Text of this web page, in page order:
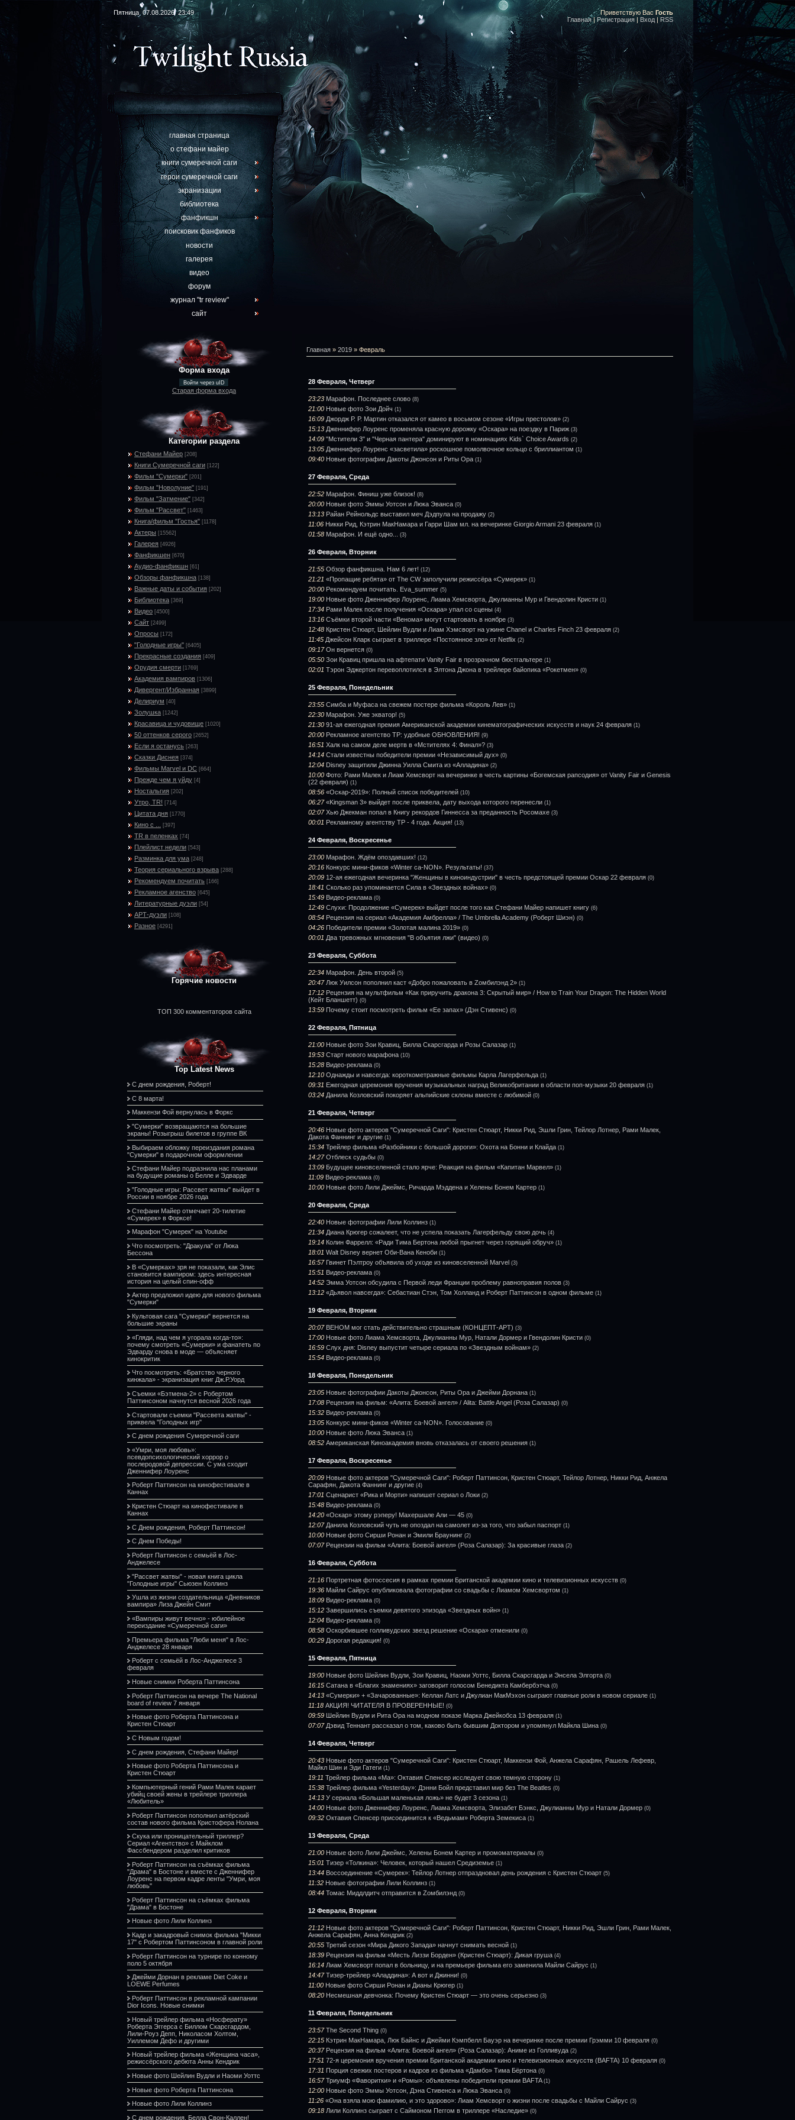
Пятница 07.08.2026 23:49 Приветствую Вас Гость
Главная|Регистрация | Вход | RSS
главная страница
о стефани майер
книги сумеречной саги
герои сумеречной саги
экранизации
библиотека
фанфикшн
поисковик фанфиков
новости
галерея
видео
форум
журнал "tr review"
сайт
Форма входа
Войти через uID
Старая форма входа
Категории раздела
Стефани Майер [208]
Книги Сумеречной саги [122]
Фильм "Сумерки" [201]
Фильм "Новолуние" [191]
Фильм "Затмение" [342]
Фильм "Рассвет" [1463]
Книга/фильм "Гостья" [1178]
Актеры [15562]
Галерея [4926]
Фанфикшен [670]
Аудио-фанфикшн [61]
Обзоры фанфикшна [138]
Важные даты и события [202]
Библиотека [369]
Видео [4500]
Сайт [2499]
Опросы [172]
"Голодные игры" [6405]
Прекрасные создания [409]
Орудия смерти [1769]
Академия вампиров [1306]
Дивергент/Избранная [3899]
Делириум [40]
Золушка [1242]
Красавица и чудовище [1020]
50 оттенков серого [2652]
Если я останусь [263]
Сказки Диснея [374]
Фильмы Marvel и DC [664]
Прежде чем я уйду [4]
Ностальгия [202]
Утро, TR! [714]
Цитата дня [1770]
Кино с ... [397]
TR в пеленках [74]
Плейлист недели [543]
Разминка для ума [248]
Теория сериального взрыва [288]
Рекомендуем почитать [166]
Рекламное агенство [645]
Литературные дуэли [54]
АРТ-дуэли [108]
Разное [4291]
Горячие новости
ТОП 300 комментаторов сайта
Top Latest News
С днем рождения, Роберт!
С 8 марта!
Маккензи Фой вернулась в Форкс
"Сумерки" возвращаются на большие
экраны! Розыгрыш билетов в группе ВК
Выбираем обложку переиздания романа
"Сумерки" в подарочном оформлении
Стефани Майер подразнила нас планами
на будущие романы о Белле и Эдварде
"Голодные игры: Рассвет жатвы" выйдет в
России в ноябре 2026 года
Стефани Майер отмечает 20-тилетие
«Сумерек» в Форксе!
Марафон "Сумерек" на Youtube
Что посмотреть: "Дракула" от Люка
Бессона
В «Сумерках» зря не показали, как Элис
становится вампиром: здесь интересная
история на целый спин-офф
Актер предложил идею для нового фильма
"Сумерки"
Культовая сага "Сумерки" вернется на
большие экраны
«Гляди, над чем я угорала когда-то»:
почему смотреть «Сумерки» и фанатеть по
Эдварду снова в моде — объясняет
кинокритик
Что посмотреть: «Братство черного
кинжала» - экранизация книг Дж.Р.Уорд
Съемки «Бэтмена-2» с Робертом
Паттинсоном начнутся весной 2026 года
Стартовали съемки "Рассвета жатвы" -
приквела "Голодных игр"
С днем рождения Сумеречной саги
«Умри, моя любовь»:
псевдопсихологический хоррор о
послеродовой депрессии. С ума сходит
Дженнифер Лоуренс
Роберт Паттинсон на кинофестивале в
Каннах
Кристен Стюарт на кинофестивале в
Каннах
С Днем рождения, Роберт Паттинсон!
С Днем Победы!
Роберт Паттинсон с семьёй в Лос-
Анджелесе
"Рассвет жатвы" - новая книга цикла
"Голодные игры" Сьюзен Коллинз
Ушла из жизни создательница «Дневников
вампира» Лиза Джейн Смит
«Вампиры живут вечно» - юбилейное
переиздание «Сумеречной саги»
Премьера фильма "Люби меня" в Лос-
Анджелесе 28 января
Роберт с семьёй в Лос-Анджелесе 3
февраля
Новые снимки Роберта Паттинсона
Роберт Паттинсон на вечере The National
board of review 7 января
Новые фото Роберта Паттинсона и
Кристен Стюарт
С Новым годом!
С днем рождения, Стефани Майер!
Новые фото Роберта Паттинсона и
Кристен Стюарт
Компьютерный гений Рами Малек карает
убийц своей жены в трейлере триллера
«Любитель»
Роберт Паттинсон пополнил актёрский
состав нового фильма Кристофера Нолана
Скука или проницательный триллер?
Сериал «Агентство» с Майклом
Фассбендером разделил критиков
Роберт Паттинсон на съёмках фильма
"Драма" в Бостоне и вместе с Дженнифер
Лоуренс на первом кадре ленты "Умри, моя
любовь"
Роберт Паттинсон на съёмках фильма
"Драма" в Бостоне
Новые фото Лили Коллинз
Кадр и закадровый снимок фильма "Микки
17" с Робертом Паттинсоном в главной роли
Роберт Паттинсон на турнире по конному
поло 5 октября
Джейми Дорнан в рекламе Diet Coke и
LOEWE Perfumes
Роберт Паттинсон в рекламной кампании
Dior Icons. Новые снимки
Новый трейлер фильма «Носферату»
Роберта Эггерса с Биллом Скарсгардом,
Лили-Роуз Депп, Николасом Холтом,
Уиллемом Дефо и другими
Новый трейлер фильма «Женщина часа»,
режиссёрского дебюта Анны Кендрик
Новые фото Шейлин Вудли и Наоми Уоттс
Новые фото Роберта Паттинсона
Новые фото Лили Коллинз
С днем рождения, Белла Свон-Каллен!
Главная » 2019 » Февраль
28 Февраля, Четверг
23:23 Марафон. Последнее слово (8)
21:00 Новые фото Зои Дойч (1)
16:09 Джордж Р. Р. Мартин отказался от камео в восьмом сезоне «Игры престолов» (2)
15:13 Дженнифер Лоуренс променяла красную дорожку «Оскара» на поездку в Париж (3)
14:09 "Мстители 3" и "Черная пантера" доминируют в номинациях Kids` Choice Awards (2)
13:05 Дженнифер Лоуренс «засветила» роскошное помолвочное кольцо с бриллиантом (1)
09:40 Новые фотографии Дакоты Джонсон и Риты Ора (1)
27 Февраля, Среда
22:52 Марафон. Финиш уже близок! (8)
20:00 Новые фото Эммы Уотсон и Люка Эванса (0)
13:13 Райан Рейнольдс выставил меч Дэдпула на продажу (2)
11:06 Никки Рид, Кэтрин МакНамара и Гарри Шам мл. на вечеринке Giorgio Armani 23 февраля (1)
01:58 Марафон. И ещё одно... (3)
26 Февраля, Вторник
21:55 Обзор фанфикшна. Нам 6 лет! (12)
21:21 «Пропащие ребята» от The CW заполучили режиссёра «Сумерек» (1)
20:00 Рекомендуем почитать. Eva_summer (5)
19:00 Новые фото Дженнифер Лоуренс, Лиама Хемсворта, Джулианны Мур и Гвендолин Кристи (1)
17:34 Рами Малек после получения «Оскара» упал со сцены (4)
13:16 Съёмки второй части «Венома» могут стартовать в ноябре (3)
12:48 Кристен Стюарт, Шейлин Вудли и Лиам Хэмсворт на ужине Chanel и Charles Finch 23 февраля (2)
11:45 Джейсон Кларк сыграет в триллере «Постоянное зло» от Netflix (2)
09:17 Он вернется (0)
05:50 Зои Кравиц пришла на афтепати Vanity Fair в прозрачном бюстгальтере (1)
02:01 Тэрон Эджертон перевоплотился в Элтона Джона в трейлере байопика «Рокетмен» (0)
25 Февраля, Понедельник
23:55 Симба и Муфаса на свежем постере фильма «Король Лев» (1)
22:30 Марафон. Уже экватор! (5)
21:30 91-ая ежегодная премия Американской академии кинематографических искусств и наук 24 февраля (1)
20:00 Рекламное агентство ТР: удобные ОБНОВЛЕНИЯ! (9)
16:51 Халк на самом деле мертв в «Мстителях 4: Финал»? (3)
14:14 Стали известны победители премии «Независимый дух» (0)
12:04 Disney защитили Джинна Уилла Смита из «Алладина» (2)
10:00 Фото: Рами Малек и Лиам Хемсворт на вечеринке в честь картины «Богемская рапсодия» от Vanity Fair и Genesis
(22 февраля) (1)
08:56 «Оскар-2019»: Полный список победителей (10)
06:27 «Kingsman 3» выйдет после приквела, дату выхода которого перенесли (1)
02:07 Хью Джекман попал в Книгу рекордов Гиннесса за преданность Росомахе (3)
00:01 Рекламному агентству ТР - 4 года. Акция! (13)
24 Февраля, Воскресенье
23:00 Марафон. Ждём опоздавших! (12)
20:16 Конкурс мини-фиков «Winter ca-NON». Результаты! (37)
20:09 12-ая ежегодная вечеринка "Женщины в киноиндустрии" в честь предстоящей премии Оскар 22 февраля (0)
18:41 Сколько раз упоминается Сила в «Звездных войнах» (0)
15:49 Видео-реклама (0)
12:49 Слухи: Продолжение «Сумерек» выйдет после того как Стефани Майер напишет книгу (6)
08:54 Рецензия на сериал «Академия Амбрелла» / The Umbrella Academy (Роберт Шиэн) (0)
04:26 Победители премии «Золотая малина 2019» (0)
00:01 Два тревожных мгновения "В объятия лжи" (видео) (0)
23 Февраля, Суббота
22:34 Марафон. День второй (5)
20:47 Люк Уилсон пополнил каст «Добро пожаловать в Zомбилэнд 2» (1)
17:12 Рецензия на мультфильм «Как приручить дракона 3: Скрытый мир» / How to Train Your Dragon: The Hidden World
(Кейт Бланшетт) (0)
13:59 Почему стоит посмотреть фильм «Ее запах» (Дэн Стивенс) (0)
22 Февраля, Пятница
21:00 Новые фото Зои Кравиц, Билла Скарсгарда и Розы Салазар (1)
19:53 Старт нового марафона (10)
15:28 Видео-реклама (0)
12:10 Однажды и навсегда: короткометражные фильмы Карла Лагерфельда (1)
09:31 Ежегодная церемония вручения музыкальных наград Великобритании в области поп-музыки 20 февраля (1)
03:24 Данила Козловский покоряет альпийские склоны вместе с любимой (0)
21 Февраля, Четверг
20:46 Новые фото актеров "Сумеречной Саги": Кристен Стюарт, Никки Рид, Эшли Грин, Тейлор Лотнер, Рами Малек,
Дакота Фаннинг и другие (1)
15:34 Трейлер фильма «Разбойники с большой дороги»: Охота на Бонни и Клайда (1)
14:27 Отблеск судьбы (0)
13:09 Будущее киновселенной стало ярче: Реакция на фильм «Капитан Марвел» (1)
11:09 Видео-реклама (0)
10:00 Новые фото Лили Джеймс, Ричарда Мэддена и Хелены Бонем Картер (1)
20 Февраля, Среда
22:40 Новые фотографии Лили Коллинз (1)
21:34 Диана Крюгер сожалеет, что не успела показать Лагерфельду свою дочь (4)
19:14 Колин Фаррелл: «Ради Тима Бертона любой прыгнет через горящий обруч» (1)
18:01 Walt Disney вернет Оби-Вана Кеноби (1)
16:57 Гвинет Пэлтроу объявила об уходе из киновселенной Marvel (3)
15:51 Видео-реклама (0)
14:52 Эмма Уотсон обсудила с Первой леди Франции проблему равноправия полов (3)
13:12 «Дьявол навсегда»: Себастиан Стэн, Том Холланд и Роберт Паттинсон в одном фильме (1)
19 Февраля, Вторник
20:07 ВЕНОМ мог стать действительно страшным (КОНЦЕПТ-АРТ) (3)
17:00 Новые фото Лиама Хемсворта, Джулианны Мур, Натали Дормер и Гвендолин Кристи (0)
16:59 Слух дня: Disney выпустит четыре сериала по «Звездным войнам» (2)
15:54 Видео-реклама (0)
18 Февраля, Понедельник
23:05 Новые фотографии Дакоты Джонсон, Риты Ора и Джейми Дорнана (1)
17:08 Рецензия на фильм: «Алита: Боевой ангел» / Alita: Battle Angel (Роза Салазар) (0)
15:32 Видео-реклама (0)
13:05 Конкурс мини-фиков «Winter ca-NON». Голосование (0)
10:00 Новые фото Люка Эванса (1)
08:52 Американская Киноакадемия вновь отказалась от своего решения (1)
17 Февраля, Воскресенье
20:09 Новые фото актеров "Сумеречной Саги": Роберт Паттинсон, Кристен Стюарт, Тейлор Лотнер, Никки Рид, Анжела
Сарафян, Дакота Фаннинг и другие (4)
17:01 Сценарист «Рика и Морти» напишет сериал о Локи (2)
15:48 Видео-реклама (0)
14:20 «Оскар» этому рэперу! Махершале Али — 45 (0)
12:07 Данила Козловский чуть не опоздал на самолет из-за того, что забыл паспорт (1)
10:00 Новые фото Сирши Ронан и Эмили Браунинг (2)
07:07 Рецензии на фильм «Алита: Боевой ангел» (Роза Салазар): За красивые глаза (2)
16 Февраля, Суббота
21:16 Портретная фотоссесия в рамках премии Британской академии кино и телевизионных искусств (0)
19:36 Майли Сайрус опубликовала фотографии со свадьбы с Лиамом Хемсвортом (1)
18:09 Видео-реклама (0)
15:12 Завершились съемки девятого эпизода «Звездных войн» (1)
12:04 Видео-реклама (0)
08:58 Оскорбившее голливудских звезд решение «Оскара» отменили (0)
00:29 Дорогая редакция! (0)
15 Февраля, Пятница
19:00 Новые фото Шейлин Вудли, Зои Кравиц, Наоми Уоттс, Билла Скарсгарда и Энсела Элгорта (0)
16:15 Сатана в «Благих знамениях» заговорит голосом Бенедикта Камбербэтча (0)
14:13 «Сумерки» + «Зачарованные»: Келлан Латс и Джулиан МакМэхон сыграют главные роли в новом сериале (1)
11:18 АКЦИЯ! ЧИТАТЕЛЯ В ПРОВЕРЕННЫЕ! (0)
09:59 Шейлин Вудли и Рита Ора на модном показе Марка Джейкобса 13 февраля (1)
07:07 Дэвид Теннант рассказал о том, каково быть бывшим Доктором и упомянул Майкла Шина (0)
14 Февраля, Четверг
20:43 Новые фото актеров "Сумеречной Саги": Кристен Стюарт, Маккензи Фой, Анжела Сарафян, Рашель Лефевр,
Майкл Шин и Эди Гатеги (1)
19:11 Трейлер фильма «Ma»: Октавия Спенсер исследует свою темную сторону (1)
15:38 Трейлер фильма «Yesterday»: Дэнни Бойл представил мир без The Beatles (0)
14:13 У сериала «Большая маленькая ложь» не будет 3 сезона (1)
14:00 Новые фото Дженнифер Лоуренс, Лиама Хемсворта, Элизабет Бэнкс, Джулианны Мур и Натали Дормер (0)
09:32 Октавия Спенсер присоединится к «Ведьмам» Роберта Земекиса (1)
13 Февраля, Среда
21:00 Новые фото Лили Джеймс, Хелены Бонем Картер и промоматериалы (0)
15:01 Тизер «Толкина»: Человек, который нашел Средиземье (1)
13:44 Воссоединение «Сумерек»: Тейлор Лотнер отпраздновал день рождения с Кристен Стюарт (5)
11:32 Новые фотографии Лили Коллинз (1)
08:44 Томас Миддлдитч отправится в Zомбилэнд (0)
12 Февраля, Вторник
21:12 Новые фото актеров "Сумеречной Саги": Роберт Паттинсон, Кристен Стюарт, Никки Рид, Эшли Грин, Рами Малек,
Анжела Сарафян, Анна Кендрик (2)
20:55 Третий сезон «Мира Дикого Запада» начнут снимать весной (1)
18:39 Рецензия на фильм «Месть Лиззи Борден» (Кристен Стюарт): Дикая груша (4)
16:14 Лиам Хемсворт попал в больницу, и на премьере фильма его заменила Майли Сайрус (1)
14:47 Тизер-трейлер «Аладдина»: А вот и Джинни! (0)
11:00 Новые фото Сирши Ронан и Дианы Крюгер (1)
08:20 Несмешная девчонка: Почему Кристен Стюарт — это очень серьезно (3)
11 Февраля, Понедельник
23:57 The Second Thing (0)
22:15 Кэтрин МакНамара, Люк Байнс и Джейми Кэмпбелл Бауэр на вечеринке после премии Грэмми 10 февраля (0)
20:37 Рецензия на фильм «Алита: Боевой ангел» (Роза Салазар): Аниме из Голливуда (2)
17:51 72-я церемония вручения премии Британской академии кино и телевизионных искусств (BAFTA) 10 февраля (0)
17:31 Порция свежих постеров и кадров из фильма «Дамбо» Тима Бёртона (0)
16:57 Триумф «Фаворитки» и «Ромы»: объявлены победители премии BAFTA (1)
12:00 Новые фото Эммы Уотсон, Дэна Стивенса и Люка Эванса (0)
11:26 «Она взяла мою фамилию, и это здорово»: Лиам Хемсворт о жизни после свадьбы с Майли Сайрус (3)
09:18 Лили Коллинз сыграет с Саймоном Пеггом в триллере «Наследие» (0)